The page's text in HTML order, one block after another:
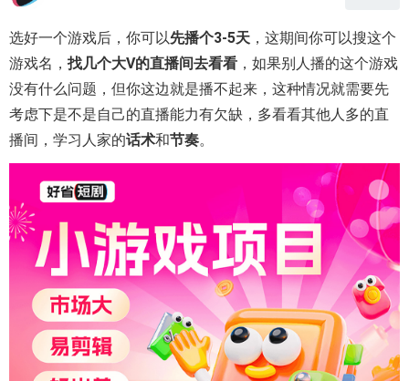
选好一个游戏后，你可以先播个3-5天 ，这期间你可以搜这个
游戏名， 找几个大V的直播间去看看 ，如果别人播的这个游戏
没有什么问题，但你这边就是播不起来，这种情况就需要先
考虑下是不是自己的直播能力有欠缺，多看看其他人多的直
播间，学习人家的话术和节奏。